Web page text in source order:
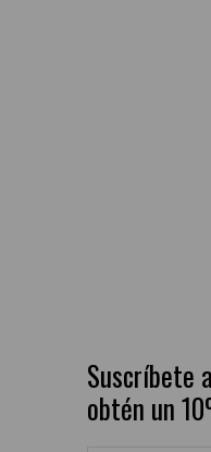
Suscríbete
obtén un